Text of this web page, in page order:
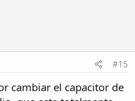
#15
cambiar el capacitor de